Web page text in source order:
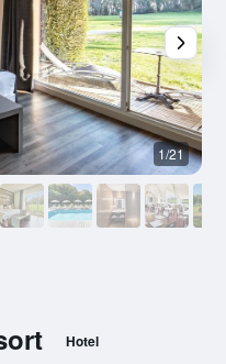
Hotel
1/21